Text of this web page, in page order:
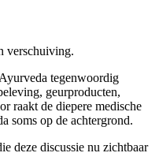
verschuiving.
tegenwoordig
geurproducten,
raakt de diepere medische
soms op de achtergrond.
deze discussie nu zichtbaar